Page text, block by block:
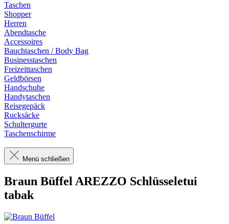
Taschen
Shopper
Herren
Abendtasche
Accessoires
Bauchtaschen / Body Bag
Businesstaschen
Freizeittaschen
Geldbörsen
Handschuhe
Handytaschen
Reisegepäck
Rucksäcke
Schultergurte
Taschenschirme
Menü schließen
Braun Büffel AREZZO Schlüsseletui
tabak